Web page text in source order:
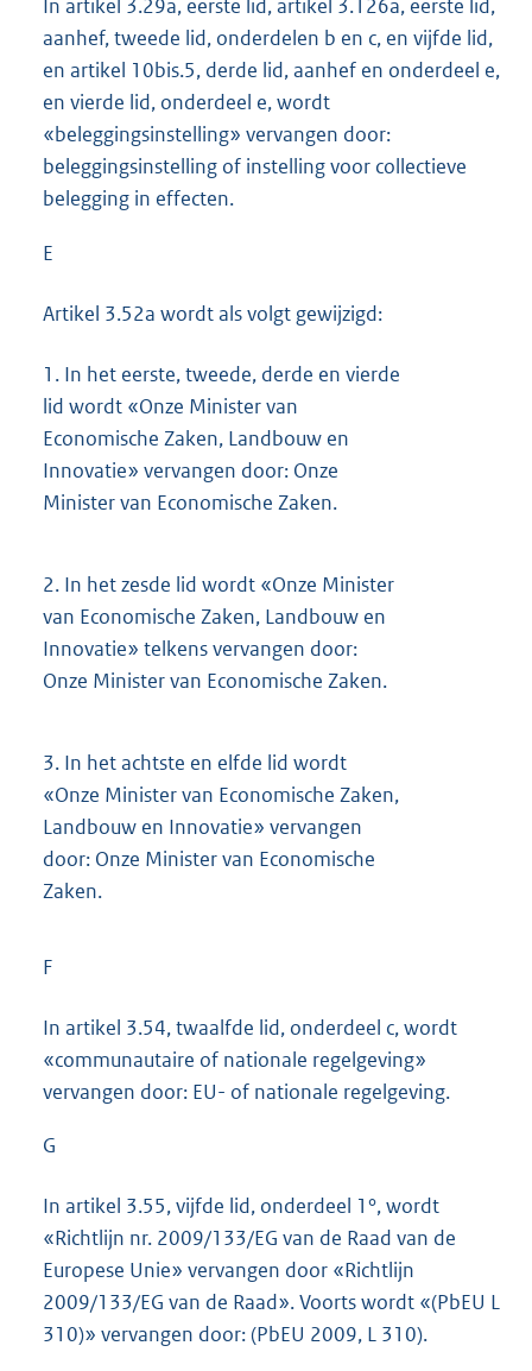
In artikel 3.29a, eerste lid, artikel 3.126a, eerste lid,
aanhef, tweede lid, onderdelen b en c, en vijfde lid,
en artikel 10bis.5, derde lid, aanhef en onderdeel e,
en vierde lid, onderdeel e, wordt
«beleggingsinstelling» vervangen door:
beleggingsinstelling of instelling voor collectieve
belegging in effecten.
E
Artikel 3.52a wordt als volgt gewijzigd:
1. In het eerste, tweede, derde en vierde
lid wordt «Onze Minister van
Economische Zaken, Landbouw en
Innovatie» vervangen door: Onze
Minister van Economische Zaken.
2. In het zesde lid wordt «Onze Minister
van Economische Zaken, Landbouw en
Innovatie» telkens vervangen door:
Onze Minister van Economische Zaken.
3. In het achtste en elfde lid wordt
«Onze Minister van Economische Zaken,
Landbouw en Innovatie» vervangen
door: Onze Minister van Economische
Zaken.
F
In artikel 3.54, twaalfde lid, onderdeel c, wordt
«communautaire of nationale regelgeving»
vervangen door: EU- of nationale regelgeving.
G
In artikel 3.55, vijfde lid, onderdeel 1°, wordt
«Richtlijn nr. 2009/133/EG van de Raad van de
Europese Unie» vervangen door «Richtlijn
2009/133/EG van de Raad». Voorts wordt «(PbEU L
310)» vervangen door: (PbEU 2009, L 310).